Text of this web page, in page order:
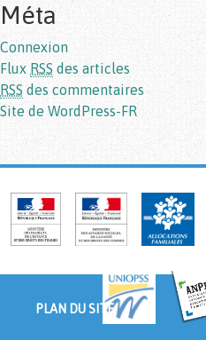
Méta
Connexion
Flux RSS des articles
RSS des commentaires
Site de WordPress-FR
PLAN DU SITE